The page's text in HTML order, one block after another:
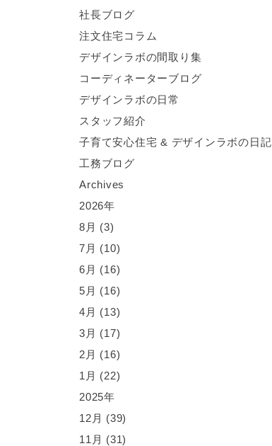
社長ブログ
注文住宅コラム
デザインラボの間取り集
コーディネーターブログ
デザインラボの日常
スタッフ紹介
子育て安心住宅 & デザインラボの日記
工務ブログ
Archives
2026年
8月 (3)
7月 (10)
6月 (16)
5月 (16)
4月 (13)
3月 (17)
2月 (16)
1月 (22)
2025年
12月 (39)
11月 (31)